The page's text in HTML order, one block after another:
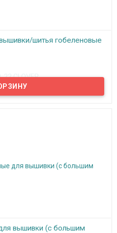
шитья гобеленовые
покрытие и уникальную
вдевание нити. Никелевое
Заостренный кончик.
вышивки (с большим